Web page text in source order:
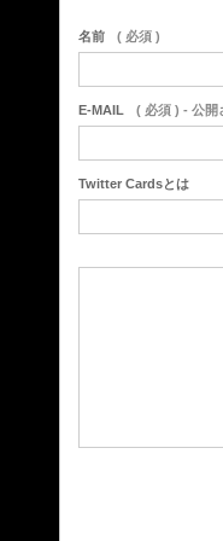
名前 ( 必須 )
E-MAIL ( 必須 ) - 公開
Twitter Cardsとは